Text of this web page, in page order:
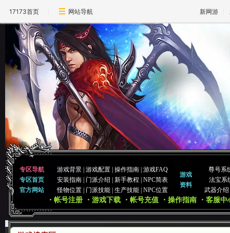
17173首页 网站导航 新网游
专区导航
专区首页
官方网站
游戏背景 |游戏配置 |操作指南 |游戏FAQ
安装指南
门派介绍 |新手教程 |NPC简表
怪物位置
门派技能 |生产技能 |NPC位置
游戏
资料
尊号系
法宝系
武器介绍
・帐号注册 ・游戏下载 ・帐号充值 ・操作指南 ・客服中